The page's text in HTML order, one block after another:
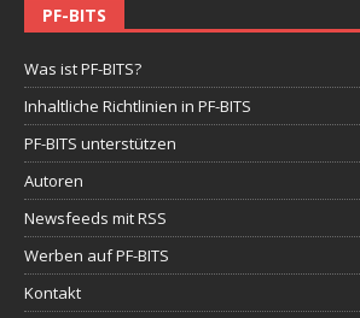
PF-BITS
Was ist PF-BITS?
Inhaltliche Richtlinien in PF-BITS
PF-BITS unterstützen
Autoren
Newsfeeds mit RSS
Werben auf PF-BITS
Kontakt